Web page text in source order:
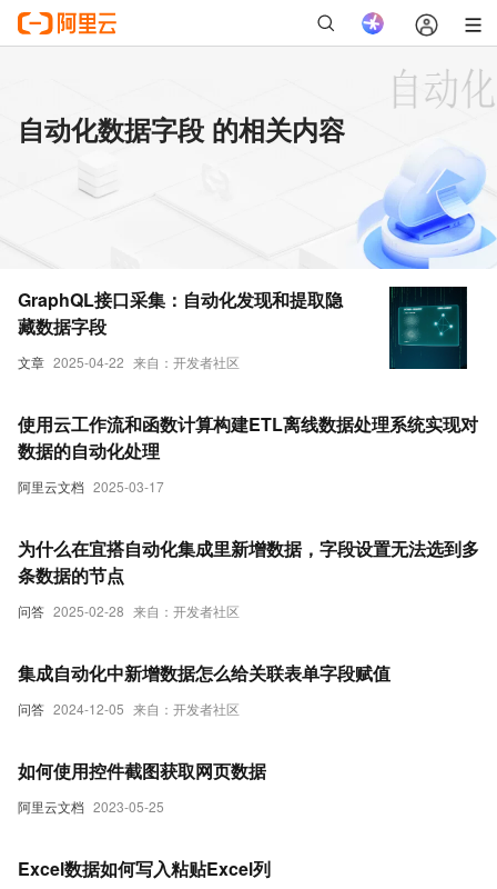
自动化数据字段 的相关内容
文章 2025-04-22 来自：开发者社区
GraphQL接口采集：自动化发现和提取隐
藏数据字段
阿里云文档 2025-03-17
使用云工作流和函数计算构建ETL离线数据处理系统实现对
数据的自动化处理
问答 2025-02-28 来自：开发者社区
为什么在宜搭自动化集成里新增数据，字段设置无法选到多
条数据的节点
问答 2024-12-05 来自：开发者社区
集成自动化中新增数据怎么给关联表单字段赋值
阿里云文档 2023-05-25
如何使用控件截图获取网页数据
Excel数据如何写入粘贴Excel列